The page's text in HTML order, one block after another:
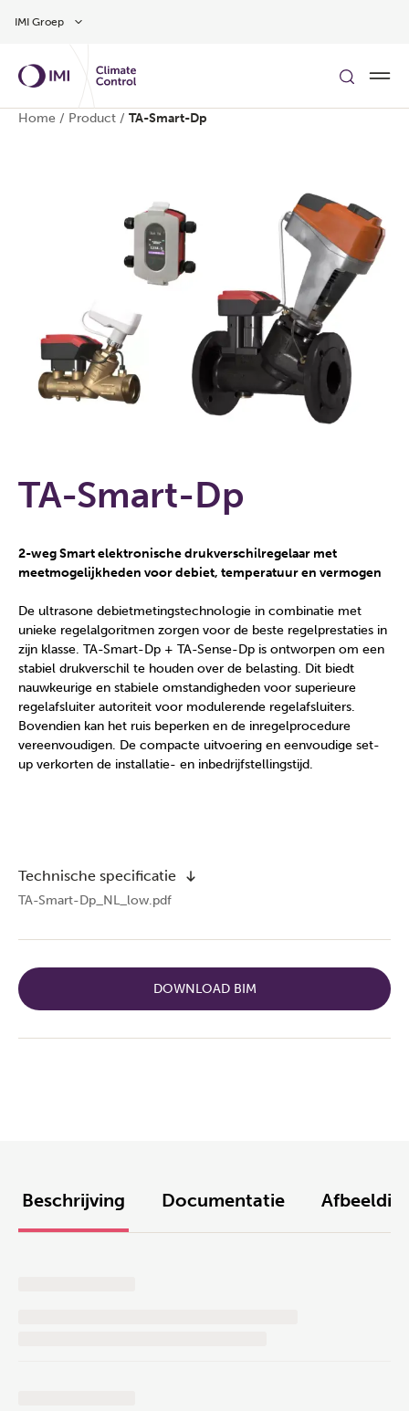
IMI Groep
Home / Product / TA-Smart-Dp
TA-Smart-Dp
2-weg Smart elektronische drukverschilregelaar met
meetmogelijkheden voor debiet, temperatuur en vermogen
De ultrasone debietmetingstechnologie in combinatie met
unieke regelalgoritmen zorgen voor de beste regelprestaties in
zijn klasse. TA-Smart-Dp + TA-Sense-Dp is ontworpen om een
stabiel drukverschil te houden over de belasting. Dit biedt
nauwkeurige en stabiele omstandigheden voor superieure
regelafsluiter autoriteit voor modulerende regelafsluiters.
Bovendien kan het ruis beperken en de inregelprocedure
vereenvoudigen. De compacte uitvoering en eenvoudige set-
up verkorten de installatie- en inbedrijfstellingstijd.
Technische specificatie
TA-Smart-Dp_NL_low.pdf
DOWNLOAD BIM
Beschrijving Documentatie